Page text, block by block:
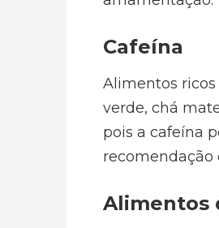
Cafeína
Alimentos
verde, chá
pois a cafeína
recomendação
Alimentos